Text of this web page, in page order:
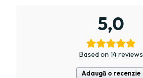
5,0
Based on 14 reviews
Adaugă o recenzie